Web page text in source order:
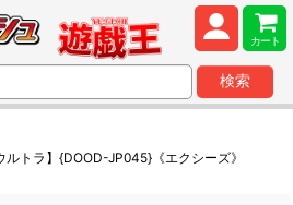
カート
検索
トラ】{DOOD-JP045}《エクシーズ》